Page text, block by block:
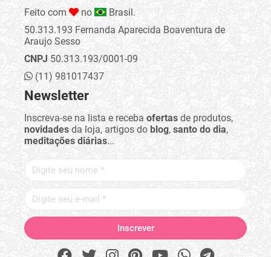
Feito com no
Brasil.
50.313.193 Fernanda Aparecida Boaventura de
Araujo Sesso
CNPJ 50.313.193/0001-09
(11) 981017437
Newsletter
Inscreva-se na lista e receba ofertas de produtos,
novidades da loja, artigos do blog, santo do dia,
meditações diárias...